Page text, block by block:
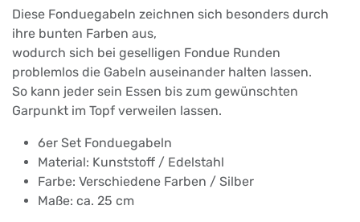
Diese Fonduegabeln zeichnen sich besonders durch
ihre bunten Farben aus,
wodurch sich bei geselligen Fondue Runden
problemlos die Gabeln auseinander halten lassen.
So kann jeder sein Essen bis zum gewünschten
Garpunkt im Topf verweilen lassen.
6er Set Fonduegabeln
Material: Kunststoff / Edelstahl
Farbe: Verschiedene Farben / Silber
Maße: ca. 25 cm